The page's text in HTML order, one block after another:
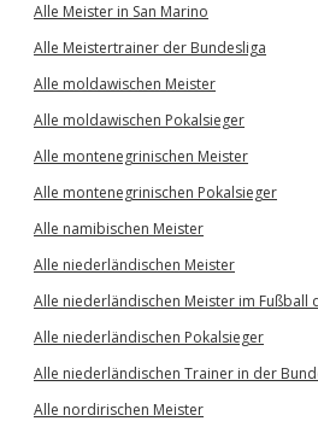
Alle Meister in San Marino
Alle Meistertrainer der Bundesliga
Alle moldawischen Meister
Alle moldawischen Pokalsieger
Alle montenegrinischen Meister
Alle montenegrinischen Pokalsieger
Alle namibischen Meister
Alle niederländischen Meister
Alle niederländischen Meister im Fußball
Alle niederländischen Pokalsieger
Alle niederländischen Trainer in der
Alle nordirischen Meister